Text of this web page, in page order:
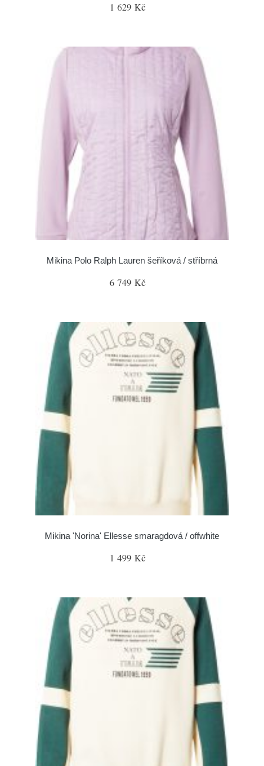
1 629 Kč
Mikina Polo Ralph Lauren šeříková / stříbrná
6 749 Kč
Mikina 'Norina' Ellesse smaragdová / offwhite
1 499 Kč